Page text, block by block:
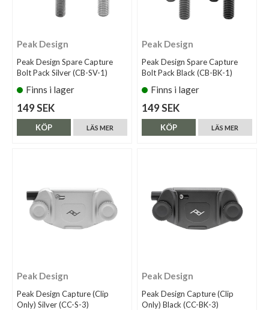
Peak Design
Peak Design Spare Capture
Bolt Pack Silver (CB-SV-1)
Finns i lager
149 SEK
LÄS MER
KÖP
Peak Design
Peak Design Spare Capture
Bolt Pack Black (CB-BK-1)
Finns i lager
149 SEK
LÄS MER
KÖP
Peak Design
Peak Design Capture (Clip
Only) Silver (CC-S-3)
Peak Design
Peak Design Capture (Clip
Only) Black (CC-BK-3)